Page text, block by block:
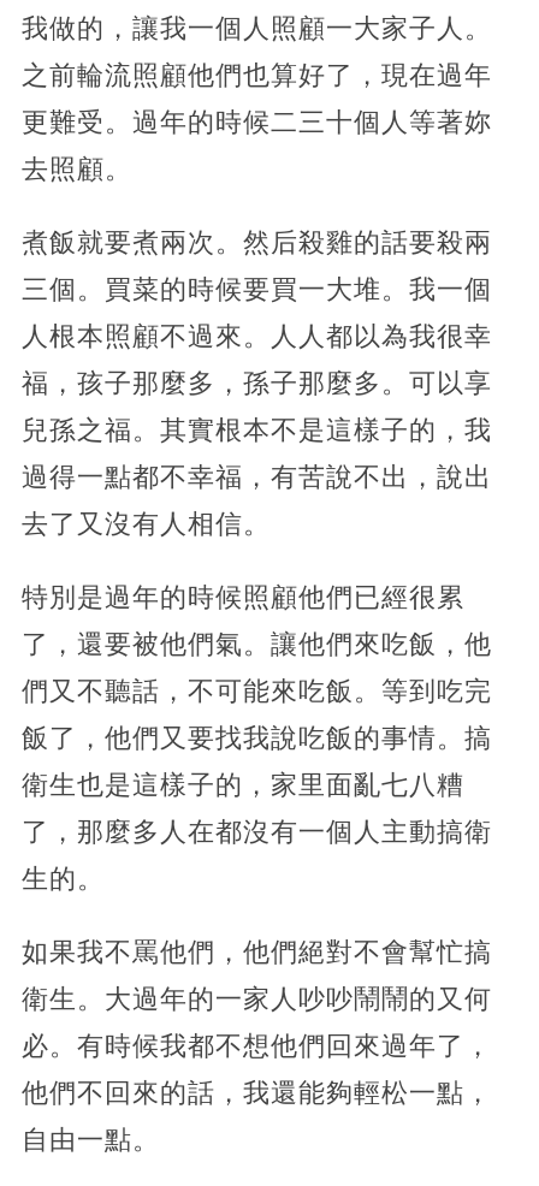
我做的，讓我一個人照顧一大家子人。
之前輪流照顧他們也算好了，現在過年
更難受。過年的時候二三十個人等著妳
去照顧。
煮飯就要煮兩次。然后殺雞的話要殺兩
三個。買菜的時候要買一大堆。我一個
人根本照顧不過來。人人都以為我很幸
福，孩子那麼多，孫子那麼多。可以享
兒孫之福。其實根本不是這樣子的，我
過得一點都不幸福，有苦說不出，說出
去了又沒有人相信。
特別是過年的時候照顧他們已經很累
了，還要被他們氣。讓他們來吃飯，他
們又不聽話，不可能來吃飯。等到吃完
飯了，他們又要找我說吃飯的事情。搞
衛生也是這樣子的，家里面亂七八糟
了，那麼多人在都沒有一個人主動搞衛
生的。
如果我不罵他們，他們絕對不會幫忙搞
衛生。大過年的一家人吵吵鬧鬧的又何
必。有時候我都不想他們回來過年了，
他們不回來的話，我還能夠輕松一點，
自由一點。